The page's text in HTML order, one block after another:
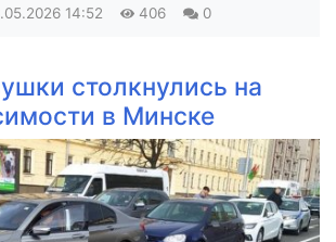
14:52 406 0
столкнулись на
в Минске